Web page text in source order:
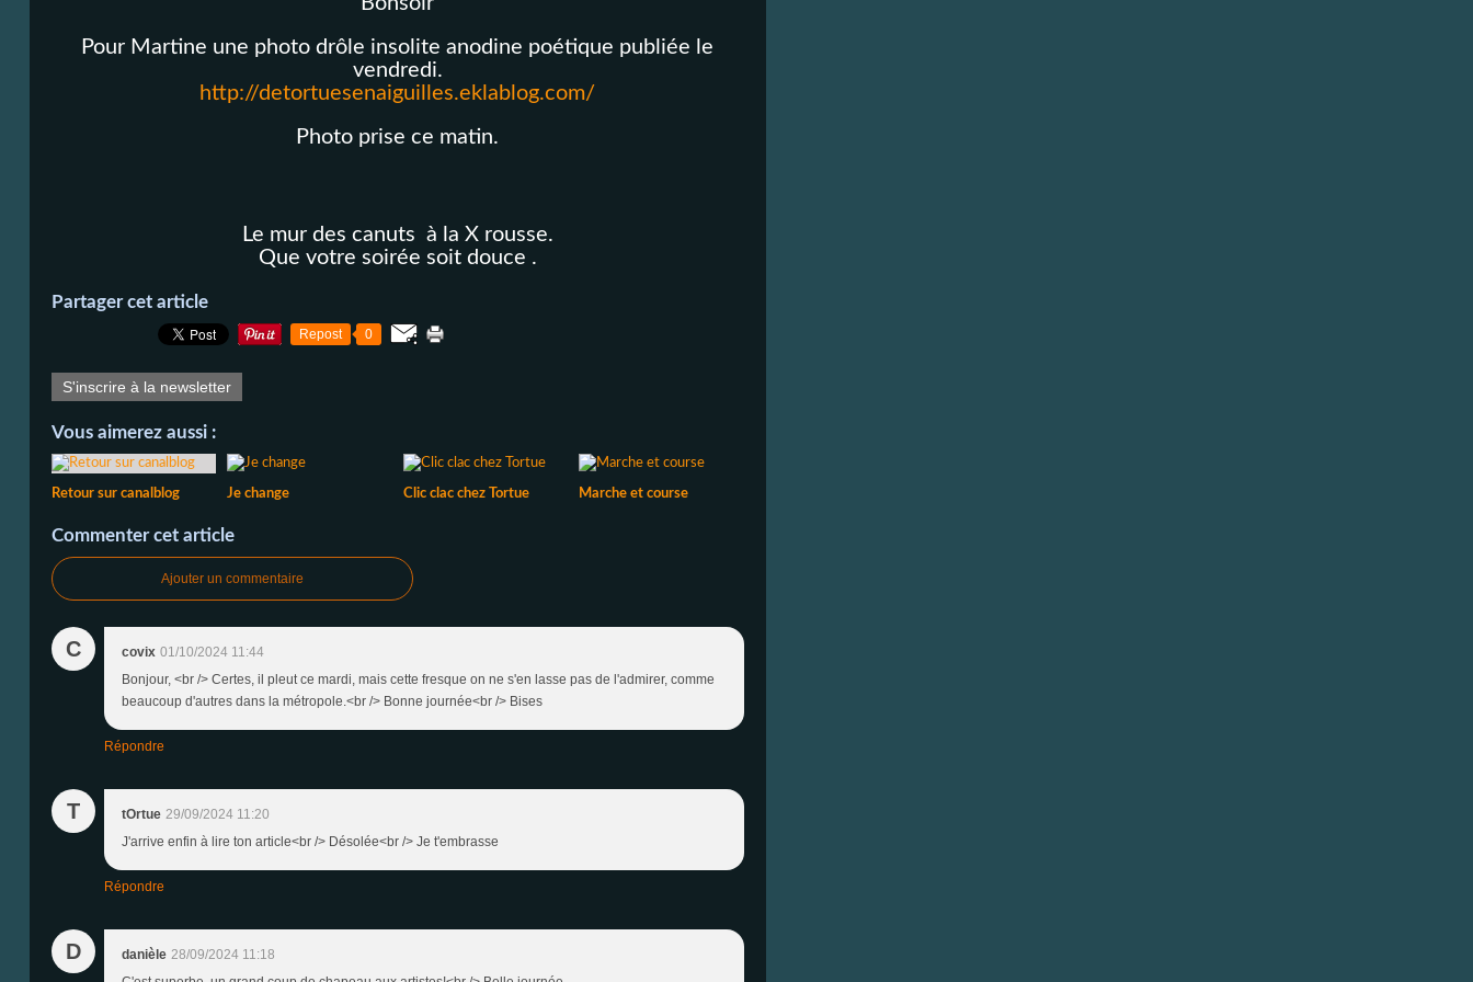
Pour Martine une photo drôle insolite anodine poétique publiée le
vendredi.
http://detortuesenaiguilles.eklablog.com/
Photo prise ce matin.
Le mur des canuts à la X rousse.
Que votre soirée soit douce .
Partager cet article
Repost 0
S'inscrire à la newsletter
Vous aimerez aussi :
Retour sur canalblog Je change Clic clac chez Tortue Marche et course
Commenter cet article
Ajouter un commentaire
C covix 01/10/2024 11:44
Bonjour, <br /> Certes, il pleut ce mardi, mais cette fresque on ne s'en lasse pas de l'admirer, comme
beaucoup d'autres dans la métropole.<br /> Bonne journée<br /> Bises
Répondre
T tOrtue 29/09/2024 11:20
J'arrive enfin à lire ton article<br /> Désolée<br /> Je t'embrasse
Répondre
D danièle 28/09/2024 11:18